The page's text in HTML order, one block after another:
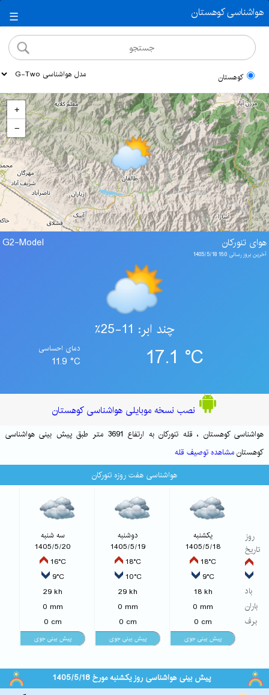
هواشناسی کوهستان ☰
کوهستان
+
−
هوای تنورکان G2-Model
آخرین بروز رسانی 16:0 1405/5/18
چند ابر: 11-25٪
17.1 °C دمای احساسی
11.9 °C
نصب نسخه موبایلی هواشناسی کوهستان
هواشناسی کوهستان ، قله تنورکان به ارتفاع 3691 متر طبق پیش بینی هواشناسی
کوهستانمشاهده توصیف قله
هواشناسی هفت روزه تنورکان
روز
تاریخ
باد
باران
برف
یکشنبه
1405/5/18
18°C
9°C
18 kh
0 mm
0 cm
دوشنبه
1405/5/19
18°C
10°C
29 kh
0 mm
0 cm
سه شنبه
1405/5/20
16°C
9°C
29 kh
0 mm
0 cm
پیش بینی هواشناسی روز یکشنبه مورخ 1405/5/18